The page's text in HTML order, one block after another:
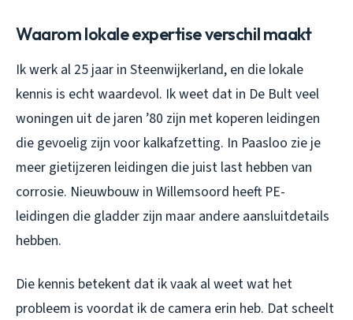
Waarom lokale expertise verschil maakt
Ik werk al 25 jaar in Steenwijkerland, en die lokale
kennis is echt waardevol. Ik weet dat in De Bult veel
woningen uit de jaren ’80 zijn met koperen leidingen
die gevoelig zijn voor kalkafzetting. In Paasloo zie je
meer gietijzeren leidingen die juist last hebben van
corrosie. Nieuwbouw in Willemsoord heeft PE-
leidingen die gladder zijn maar andere aansluitdetails
hebben.
Die kennis betekent dat ik vaak al weet wat het
probleem is voordat ik de camera erin heb. Dat scheelt